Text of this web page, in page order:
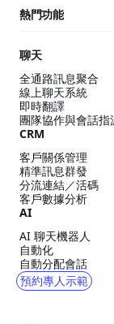
熱門功能
聊天
全通路訊息聚合
線上聊天系統
即時翻譯
團隊協作與會話指
CRM
客戶關係管理
精準訊息群發
分流連結／活碼
客戶數據分析
AI
AI 聊天機器人
自動化
自動分配會話
預約專人示範